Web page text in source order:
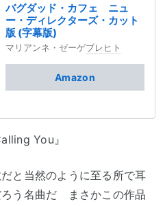
バグダッド・カフェ ニュ
ー・ディレクターズ・カット
版 (字幕版)
マリアンネ・ゼーゲブレヒト
Amazon
You』
と当然のように至る所で耳
う名曲だ まさかこの作品